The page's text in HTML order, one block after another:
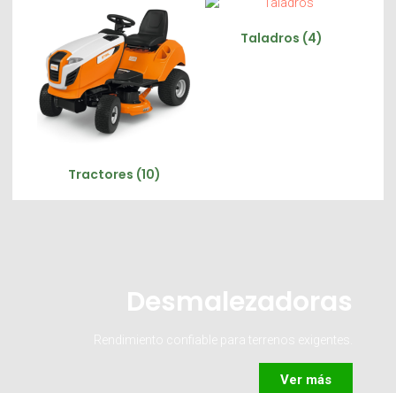
Tractores (10)
Taladros (4)
Desmalezadoras
Rendimiento confiable para terrenos exigentes.
Ver más